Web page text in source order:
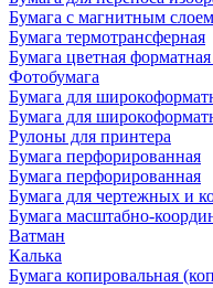
Бумага с магнитным слоем
Бумага термотрансферная
Бумага цветная
Фотобумага
Бумага для
Бумага для
Рулоны для принтера
Бумага перфорированная
Бумага перфорированная
Бумага для чертежных и
Бумага масштабно-
Ватман
Калька
Бумага копировальная